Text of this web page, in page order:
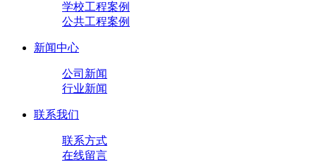
学校工程案例
公共工程案例
新闻中心
公司新闻
行业新闻
联系我们
联系方式
在线留言